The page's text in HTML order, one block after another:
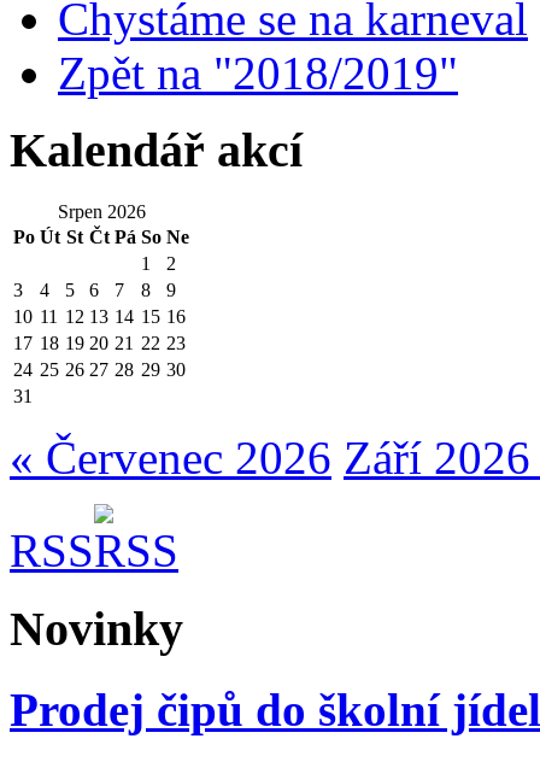
Chystáme se na karneval
Zpět na "2018/2019"
Kalendář akcí
Srpen 2026
Po Út St Čt Pá So Ne
1
2
3
4 5 6 7 8
9
10 11 12 13 14 15 16
17 18 19 20 21 22 23
24 25 26 27 28 29 30
31
« Červenec 2026 Září
RSS
Novinky
Prodej čipů do školní